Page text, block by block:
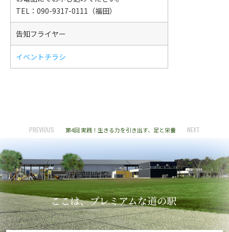
TEL：090-9317-0111（福田）
告知フライヤー
イベントチラシ
PREVIOUS 第4回 実践！生きる力を引き出す、足と栄養 NEXT